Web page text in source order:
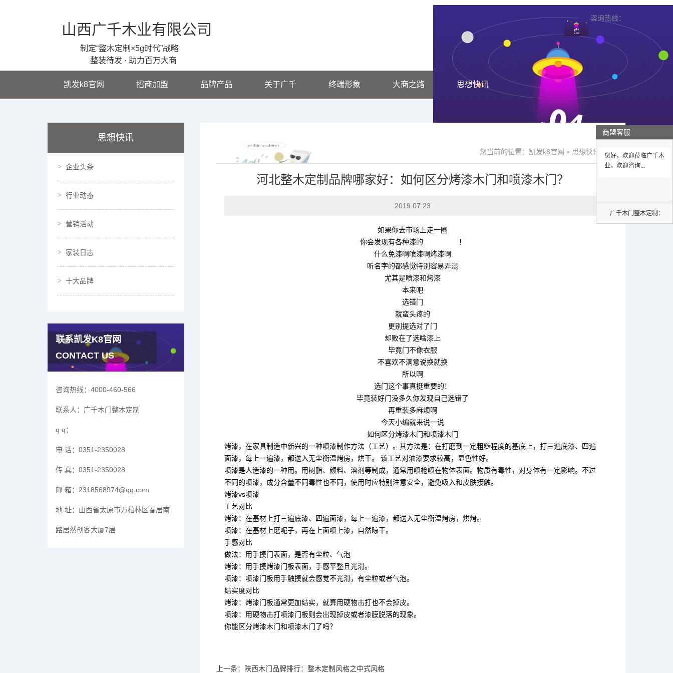
山西广千木业有限公司
制定“整木定制×5g时代”战略
整装待发 · 助力百万大商
咨询热线：
凯发k8官网 招商加盟 品牌产品 关于广千 终端形象 大商之路 思想快讯
思想快讯
企业头条
行业动态
营销活动
家装日志
十大品牌
联系凯发K8官网
CONTACT US
咨询热线： 4000-460-566
联系人： 广千木门整木定制
q q：
电 话： 0351-2350028
传 真： 0351-2350028
邮 箱： 2318568974@qq.com
地 址： 山西省太原市万柏林区春居南
路居然创客大厦7层
您当前的位置： 凯发k8官网 > 思想快讯 >
河北整木定制品牌哪家好：如何区分烤漆木门和喷漆木门？
2019.07.23
如果你去市场上走一圈
你会发现有各种漆的
！
什么免漆啊喷漆啊烤漆啊
听名字的都感觉特别容易弄混
尤其是喷漆和烤漆
本来吧
选错门
就蛮头疼的
更别提选对了门
却败在了选啥漆上
毕竟门不像衣服
不喜欢不满意说换就换
所以啊
选门这个事真挺重要的！
毕竟装好门没多久你发现自己选错了
再重装多麻烦啊
今天小编就来说一说
如何区分烤漆木门和喷漆木门
烤漆，在家具制造中新兴的一种喷漆制作方法（工艺）。其方法是：在打磨到一定粗糙程度的基底上，打三遍底漆、四遍
面漆，每上一遍漆，都送入无尘衡温烤房，烘干。 该工艺对油漆要求较高，显色性好。
喷漆是人造漆的一种用。用树脂、颜料、溶剂等制成，通常用喷枪喷在物体表面。物质有毒性，对身体有一定影响。不过
不同的喷漆，成分含量不同毒性也不同，使用时应特别注意安全，避免吸入和皮肤接触。
烤漆vs喷漆
工艺对比
烤漆：在基材上打三遍底漆、四遍面漆，每上一遍漆，都送入无尘衡温烤房，烘烤。
喷漆：在基材上磨呢子，再在上面喷上漆，自然晾干。
手感对比
做法：用手摸门表面，是否有尘粒、气泡
烤漆：用手摸烤漆门板表面，手感平整且光滑。
喷漆：喷漆门板用手触摸就会感觉不光滑，有尘粒或者气泡。
结实度对比
烤漆：烤漆门板通常更加结实，就算用硬物击打也不会掉皮。
喷漆：用硬物击打喷漆门板则会出现掉皮或者漆膜脱落的现象。
你能区分烤漆木门和喷漆木门了吗？
上一条： 陕西木门品牌排行：整木定制风格之中式风格
商盟客服
您好，欢迎莅临广千木
业，欢迎咨询...
广千木门整木定制：